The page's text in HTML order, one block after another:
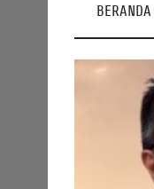
BERANDA